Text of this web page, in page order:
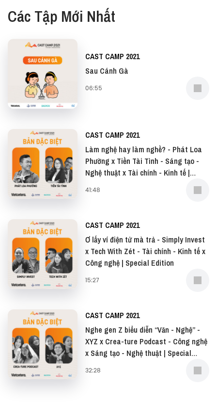
các mục tiêu của cuộc đời.
Các Tập Mới Nhất
CAST CAMP 2021
Sau Cánh Gà
06:55
CAST CAMP 2021
Làm nghệ hay làm nghề? - Phát Loa
Phường x Tiền Tài Tình - Sáng tạo -
Nghệ thuật x Tài chính - Kinh tế |
41:48
CAST CAMP 2021
Ơ lấy ví điện tử mà trả - Simply Invest
x Tech With Zét - Tài chính - Kinh tế x
Công nghệ | Special Edition
15:27
CAST CAMP 2021
Nghe gen Z biểu diễn “Văn - Nghệ” -
XYZ x Crea-ture Podcast - Công nghệ
x Sáng tạo - Nghệ thuật | Special
32:28